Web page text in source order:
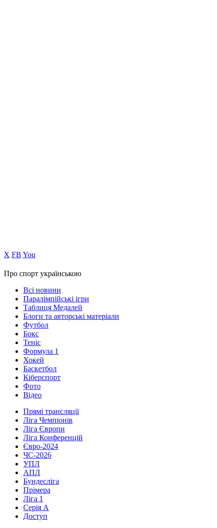
Х FB You
Про спорт українською
Всі новини
Паралімпійські ігри
Таблиця Медалей
Блоги та авторські матеріали
Футбол
Бокс
Теніс
Формула 1
Хокей
Баскетбол
Кіберспорт
Фото
Відео
Прямі трансляції
Ліга Чемпіонів
Ліга Європи
Ліга Конференцій
Євро-2024
ЧС-2026
УПЛ
АПЛ
Бундесліга
Прімера
Ліга 1
Серія А
Доступ